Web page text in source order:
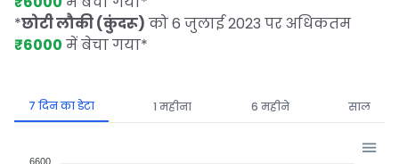
*छोटी लौकी (कुंदरू) को 6 जुलाई 2023 पर अधिकतम
₹6000 में बेचा गया*
7 दिन का डेटा 1 महीना 6 महीने साल
6600